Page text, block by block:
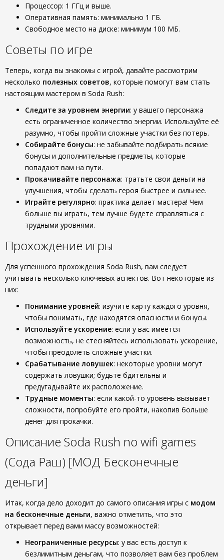
Процессор: 1 ГГц и выше.
Оперативная память: минимально 1 ГБ.
Свободное место на диске: минимум 100 МБ.
Советы по игре
Теперь, когда вы знакомы с игрой, давайте рассмотрим
несколько полезных советов, которые помогут вам стать
настоящим мастером в Soda Rush:
Следите за уровнем энергии: у вашего персонажа
есть ограниченное количество энергии. Используйте её
разумно, чтобы пройти сложные участки без потерь.
Собирайте бонусы: не забывайте подбирать всякие
бонусы и дополнительные предметы, которые
попадают вам на пути.
Прокачивайте персонажа: тратьте свои деньги на
улучшения, чтобы сделать героя быстрее и сильнее.
Играйте регулярно: практика делает мастера! Чем
больше вы играть, тем лучше будете справляться с
трудными уровнями.
Прохождение игры
Для успешного прохождения Soda Rush, вам следует
учитывать несколько ключевых аспектов. Вот некоторые из
них:
Понимание уровней: изучите карту каждого уровня,
чтобы понимать, где находятся опасности и бонусы.
Используйте ускорение: если у вас имеется
возможность, не стесняйтесь использовать ускорение,
чтобы преодолеть сложные участки.
Срабатывание ловушек: некоторые уровни могут
содержать ловушки; будьте бдительны и
предугадывайте их расположение.
Трудные моменты: если какой-то уровень вызывает
сложности, попробуйте его пройти, накопив больше
денег для прокачки.
Описание Soda Rush no wifi games
(Сода Раш) [МОД Бесконечные
деньги]
Итак, когда дело доходит до самого описания игры с модом
на бесконечные деньги, важно отметить, что это
открывает перед вами массу возможностей:
Неограниченные ресурсы: у вас есть доступ к
безлимитным деньгам, что позволяет вам без проблем